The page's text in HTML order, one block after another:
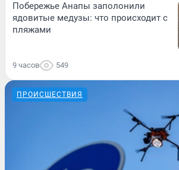
Побережье Анапы заполонили
ядовитые медузы: что происходит с
пляжами
9 часов 549
ПРОИСШЕСТВИЯ